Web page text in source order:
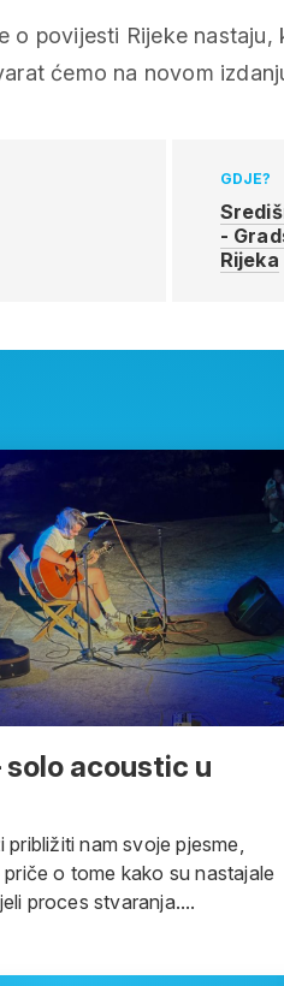
o povijesti Rijeke
ćemo na novom
GDJE?
-
Rijeka
solo acoustic u
nam svoje pjesme,
o tome kako su nastajale
proces stvaranja....